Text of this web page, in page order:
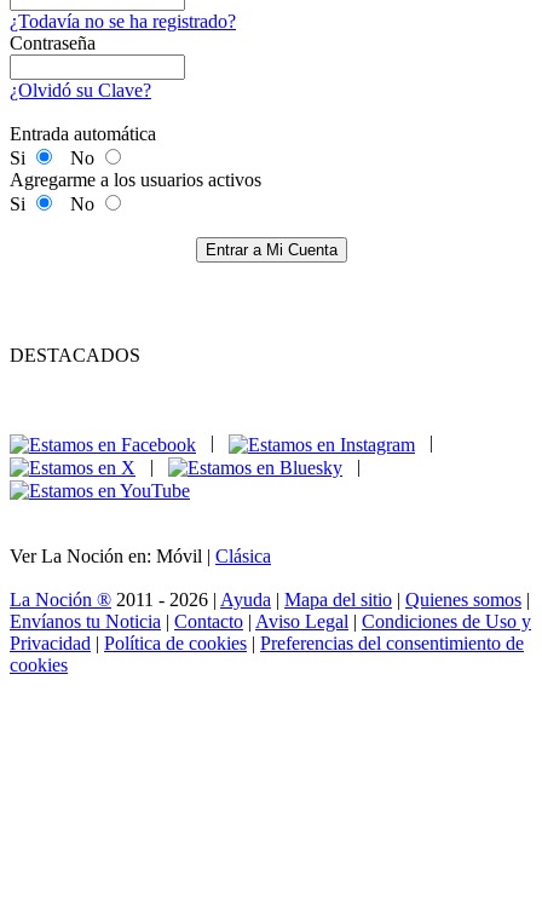
¿Todavía no se ha registrado?
Contraseña
¿Olvidó su Clave?
Entrada automática
Si
No
Agregarme a los usuarios activos
Si
No
Entrar a Mi Cuenta
DESTACADOS
|
|
Ver La Noción en: Móvil | Clásica
La Noción ® 2011 - 2026 | Ayuda | Mapa del sitio | Quienes somos |
Envíanos tu Noticia | Contacto | Aviso Legal | Condiciones de Uso y
Privacidad | Política de cookies | Preferencias del consentimiento de
cookies